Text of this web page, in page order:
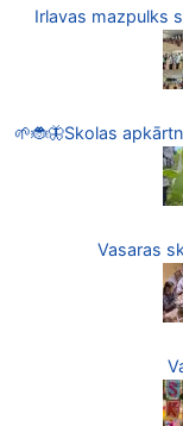
Irlavas mazpulks
🌱🐞🦋Skolas
Vasaras